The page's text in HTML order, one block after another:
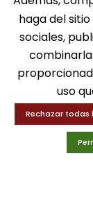
MENÚ
Balones
Deportes
Educación física
Entrenamiento
haga del
sociales,
uso
Rechazar todas